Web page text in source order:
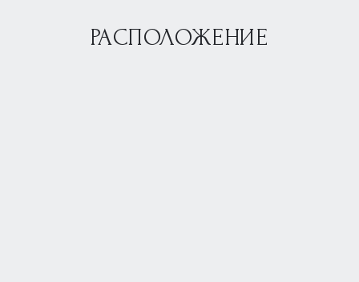
РАСПОЛОЖЕНИЕ